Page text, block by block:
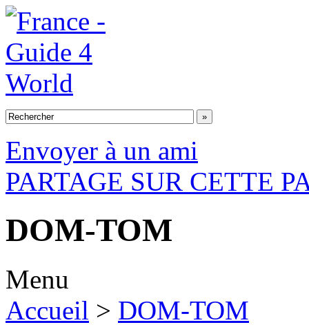
Envoyer à un ami
PARTAGE SUR CETTE
DOM-TOM
Menu
Accueil > DOM-TOM